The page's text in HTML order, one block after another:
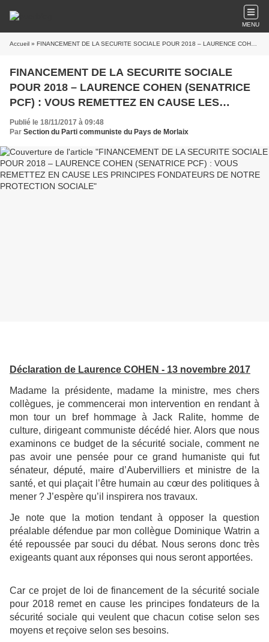
MENU
Accueil » FINANCEMENT DE LA SECURITE SOCIALE POUR 2018 – LAURENCE COHEN (SENATRICE PCF) : VOUS REMETTEZ EN CAUSE LES PRINCIPES FONDATEURS DE NOTRE PROTECTION SOCIALE
FINANCEMENT DE LA SECURITE SOCIALE
POUR 2018 – LAURENCE COHEN (SENATRICE
PCF) : VOUS REMETTEZ EN CAUSE LES
PRINCIPES FONDATEURS DE NOTRE
PROTECTION SOCIALE
Publié le 18/11/2017 à 09:48
Par Section du Parti communiste du Pays de Morlaix
Déclaration de Laurence COHEN - 13 novembre 2017
Madame la présidente, madame la ministre, mes chers
collègues, je commencerai mon intervention en rendant à
mon tour un bref hommage à Jack Ralite, homme de
culture, dirigeant communiste décédé hier. Alors que nous
examinons ce budget de la sécurité sociale, comment ne
pas avoir une pensée pour ce grand humaniste qui fut
sénateur, député, maire d’Aubervilliers et ministre de la
santé, et qui plaçait l’être humain au cœur des politiques à
mener ? J’espère qu’il inspirera nos travaux.
Je note que la motion tendant à opposer la question
préalable défendue par mon collègue Dominique Watrin a
été repoussée par souci du débat. Nous serons donc très
exigeants quant aux réponses qui nous seront apportées.
Car ce projet de loi de financement de la sécurité sociale
pour 2018 remet en cause les principes fondateurs de la
sécurité sociale qui veulent que chacun cotise selon ses
moyens et reçoive selon ses besoins.